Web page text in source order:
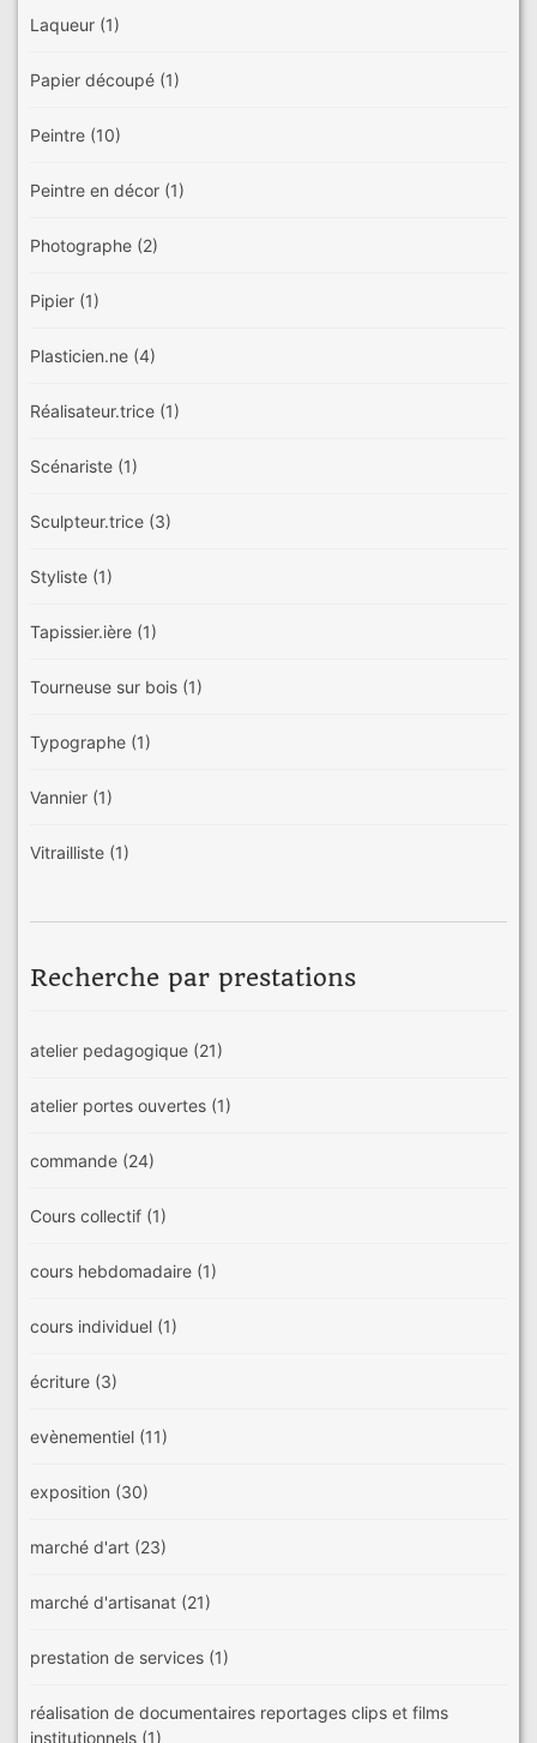
Laqueur (1)
Papier découpé (1)
Peintre (10)
Peintre en décor (1)
Photographe (2)
Pipier (1)
Plasticien.ne (4)
Réalisateur.trice (1)
Scénariste (1)
Sculpteur.trice (3)
Styliste (1)
Tapissier.ière (1)
Tourneuse sur bois (1)
Typographe (1)
Vannier (1)
Vitrailliste (1)
Recherche par prestations
atelier pedagogique (21)
atelier portes ouvertes (1)
commande (24)
Cours collectif (1)
cours hebdomadaire (1)
cours individuel (1)
écriture (3)
evènementiel (11)
exposition (30)
marché d'art (23)
marché d'artisanat (21)
prestation de services (1)
réalisation de documentaires reportages clips et films
institutionnels (1)